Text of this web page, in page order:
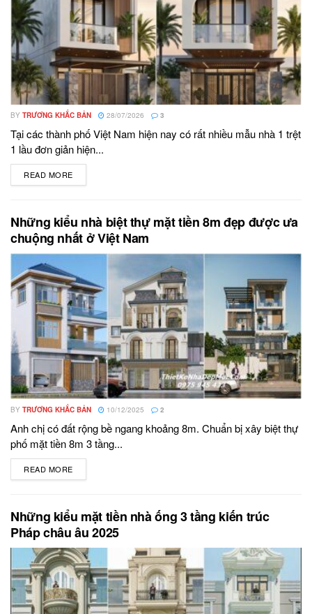
BY TRƯƠNG KHẮC BẢN 28/07/2026 3
Tại các thành phố Việt Nam hiện nay có rất nhiều mẫu nhà 1 trệt
1 lầu đơn giản hiện...
READ MORE
Những kiểu nhà biệt thự mặt tiền 8m đẹp được ưa
chuộng nhất ở Việt Nam
BY TRƯƠNG KHẮC BẢN 10/12/2025 2
Anh chị có đất rộng bề ngang khoảng 8m. Chuẩn bị xây biệt thự
phố mặt tiền 8m 3 tầng...
READ MORE
Những kiểu mặt tiền nhà ống 3 tầng kiến trúc
Pháp châu âu 2025